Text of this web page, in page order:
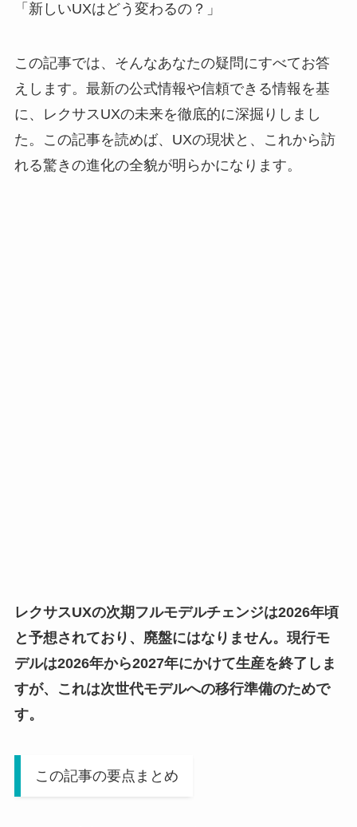
「新しいUXはどう変わるの？」
この記事では、そんなあなたの疑問にすべてお答
えします。最新の公式情報や信頼できる情報を基
に、レクサスUXの未来を徹底的に深掘りしまし
た。この記事を読めば、UXの現状と、これから訪
れる驚きの進化の全貌が明らかになります。
レクサスUXの次期フルモデルチェンジは2026年頃
と予想されており、廃盤にはなりません。現行モ
デルは2026年から2027年にかけて生産を終了しま
すが、これは次世代モデルへの移行準備のためで
す。
この記事の要点まとめ